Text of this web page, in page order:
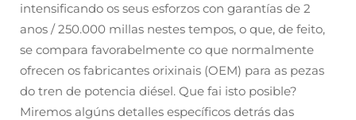
intensificando os seus esforzos con garantías de 2
anos / 250.000 millas nestes tempos, o que, de feito,
se compara favorabelmente co que normalmente
ofrecen os fabricantes orixinais (OEM) para as pezas
do tren de potencia diésel. Que fai isto posible?
Miremos algúns detalles específicos detrás das